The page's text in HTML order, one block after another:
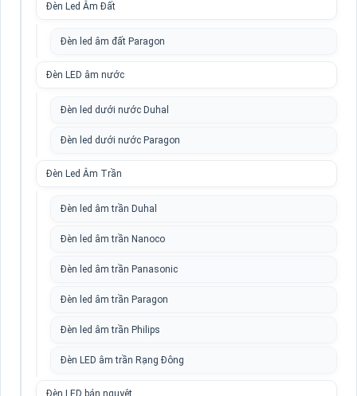
Đèn Led Âm Đất
Đèn led âm đất Paragon
Đèn LED âm nước
Đèn led dưới nước Duhal
Đèn led dưới nước Paragon
Đèn Led Âm Trần
Đèn led âm trần Duhal
Đèn led âm trần Nanoco
Đèn led âm trần Panasonic
Đèn led âm trần Paragon
Đèn led âm trần Philips
Đèn LED âm trần Rạng Đông
Đèn LED bán nguyệt